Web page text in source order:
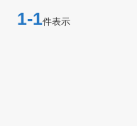
1-1件表示